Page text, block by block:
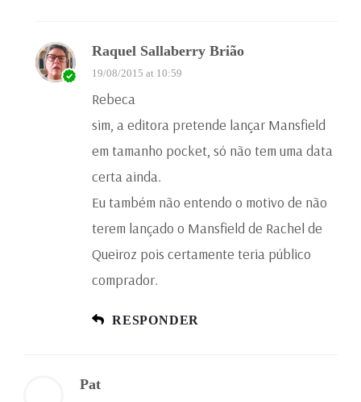
Raquel Sallaberry Brião
19/08/2015 at 10:59
Rebeca
sim, a editora pretende lançar Mansfield
em tamanho pocket, só não tem uma data
certa ainda.
Eu também não entendo o motivo de não
terem lançado o Mansfield de Rachel de
Queiroz pois certamente teria público
comprador.
RESPONDER
Pat